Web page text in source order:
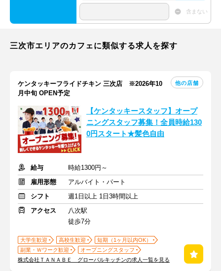
含まない
三次市エリアのカフェに類似する求人を探す
ケンタッキーフライドチキン 三次店 ※2026年10
月中旬 OPEN予定
他の店舗
【ケンタッキースタッフ】オープ
ニングスタッフ募集！全員時給130
0円スタート★髪色自由
給与
時給1300円～
雇用形態
アルバイト・パート
シフト
週1日以上 1日3時間以上
アクセス
八次駅
徒歩7分
大学生歓迎 高校生歓迎
短期（1ヶ月以内OK）
副業・Ｗワーク歓迎
オープニングスタッフ
株式会社ＴＡＮＡＢＥ グローバルキッチンの求人一覧を見る